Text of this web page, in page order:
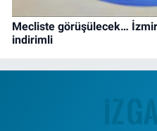
Mecliste görüşülecek…
indirimli